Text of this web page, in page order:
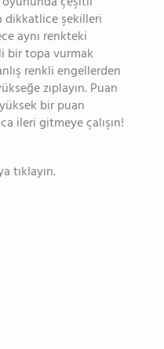
dikkatlice şekilleri
aynı renkteki
bir topa vurmak
renkli engellerden
zıplayın. Puan
bir puan
ileri gitmeye çalışın!
tıklayın.